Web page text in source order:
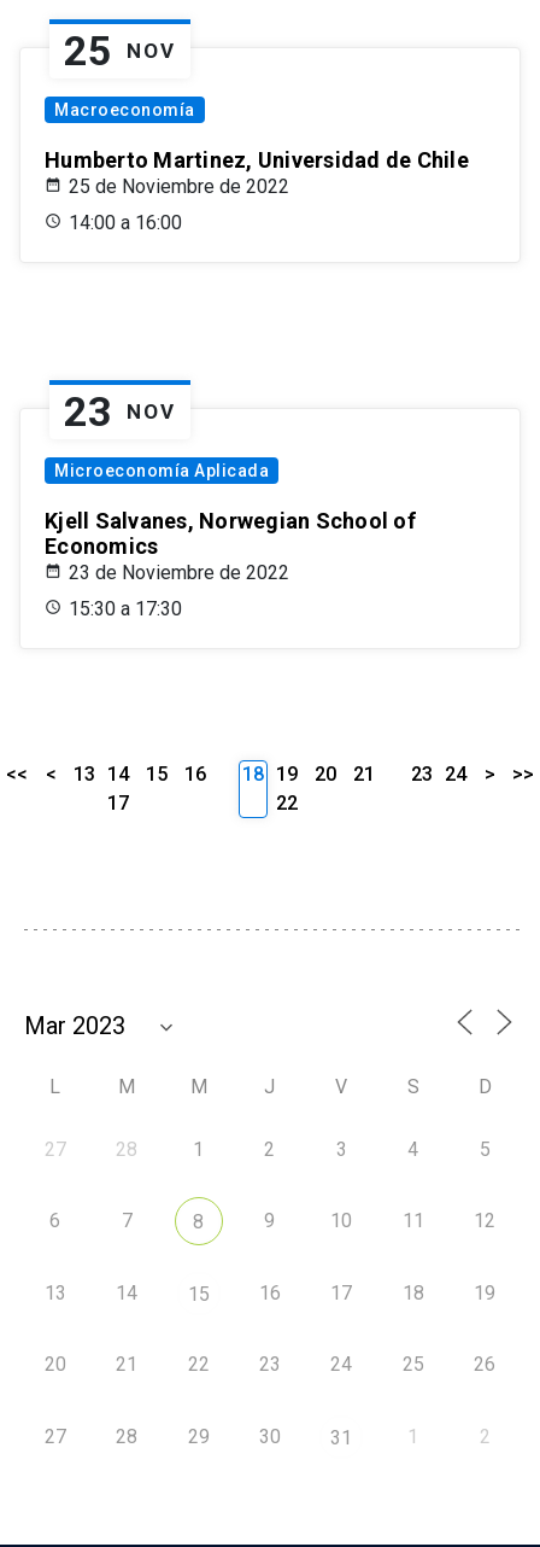
25 NOV
Macroeconomía
Humberto Martinez, Universidad de Chile
25 de Noviembre de 2022
14:00 a 16:00
23 NOV
Microeconomía Aplicada
Kjell Salvanes, Norwegian School of
Economics
23 de Noviembre de 2022
15:30 a 17:30
<< < 13 14 15
16
17
18 19 20
21
22
23 24 > >>
L M M J V S D
27 28 1 2 3 4 5
6 7 8 9 10 11 12
13 14 15 16 17 18 19
20 21 22 23 24 25 26
27 28 29 30 31 1 2